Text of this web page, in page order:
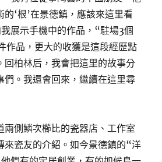
‘根’在景德鎮，應該來這里看
展示手機中的作品，“駐場3個
作品，更大的收獲是這段經歷點
回柏林后，我會把這里的故事分
們。我還會回來，繼續在這里尋
兩側鱗次櫛比的瓷器店、工作室
來瓷友的介紹。如今景德鎮的“洋